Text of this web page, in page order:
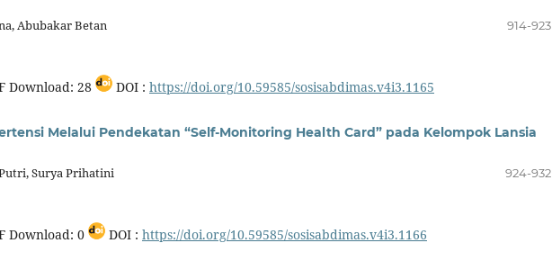
Abubakar Betan
914-923
Download: 28 DOI : https://doi.org/10.59585/sosisabdimas.v4i3.1165
Melalui Pendekatan “Self-Monitoring Health Card” pada Kelompok Lansia
Surya Prihatini
924-932
Download: 0 DOI : https://doi.org/10.59585/sosisabdimas.v4i3.1166